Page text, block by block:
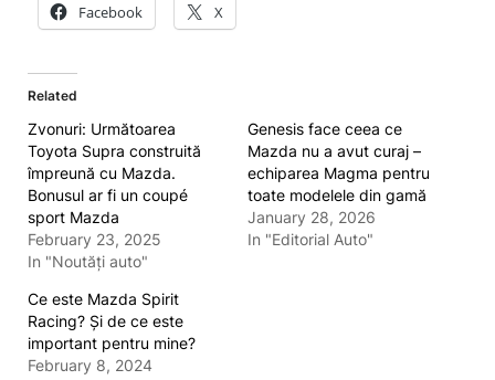
Facebook X
Related
Zvonuri: Următoarea
Toyota Supra construită
împreună cu Mazda.
Bonusul ar fi un coupé
sport Mazda
February 23, 2025
In "Noutăți auto"
Genesis face ceea ce
Mazda nu a avut curaj –
echiparea Magma pentru
toate modelele din gamă
January 28, 2026
In "Editorial Auto"
Ce este Mazda Spirit
Racing? Și de ce este
important pentru mine?
February 8, 2024